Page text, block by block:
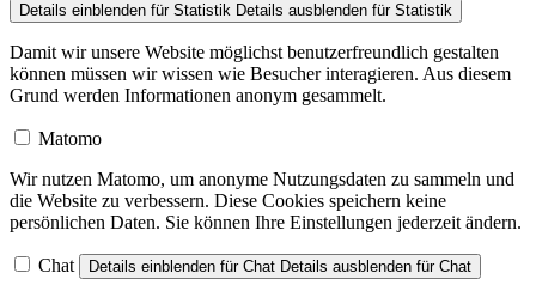
Details einblenden für Statistik Details ausblenden für Statistik
Damit wir unsere Website möglichst benutzerfreundlich gestalten
können müssen wir wissen wie Besucher interagieren. Aus diesem
Grund werden Informationen anonym gesammelt.
Matomo
Wir nutzen Matomo, um anonyme Nutzungsdaten zu sammeln und
die Website zu verbessern. Diese Cookies speichern keine
persönlichen Daten. Sie können Ihre Einstellungen jederzeit ändern.
Chat Details einblenden für Chat Details ausblenden für Chat